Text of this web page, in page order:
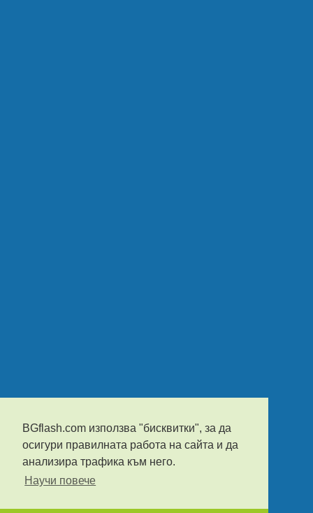
BGflash.com използва "бисквитки", за да
осигури правилната работа на сайта и да
анализира трафика към него.
Научи повече